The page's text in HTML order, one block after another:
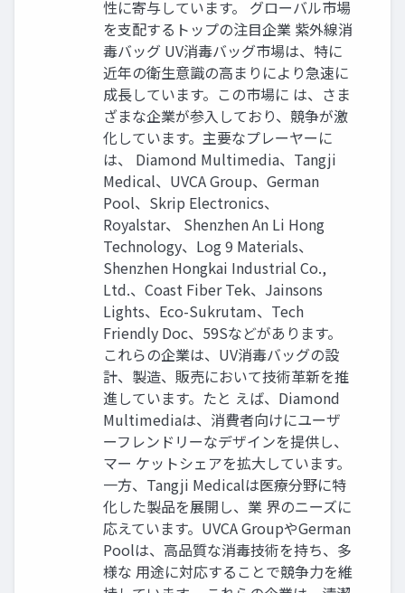
性に寄与しています。 グローバル市場
を支配するトップの注目企業 紫外線消
毒バッグ UV消毒バッグ市場は、特に
近年の衛生意識の高まりにより急速に
成長しています。この市場に は、さま
ざまな企業が参入しており、競争が激
化しています。主要なプレーヤーに
は、 Diamond Multimedia、Tangji
Medical、UVCA Group、German
Pool、Skrip Electronics、
Royalstar、 Shenzhen An Li Hong
Technology、Log 9 Materials、
Shenzhen Hongkai Industrial Co.,
Ltd.、Coast Fiber Tek、Jainsons
Lights、Eco-Sukrutam、Tech
Friendly Doc、59Sなどがあります。
これらの企業は、UV消毒バッグの設
計、製造、販売において技術革新を推
進しています。たと えば、Diamond
Multimediaは、消費者向けにユーザ
ーフレンドリーなデザインを提供し、
マー ケットシェアを拡大しています。
一方、Tangji Medicalは医療分野に特
化した製品を展開し、業 界のニーズに
応えています。UVCA GroupやGerman
Poolは、高品質な消毒技術を持ち、多
様な 用途に対応することで競争力を維